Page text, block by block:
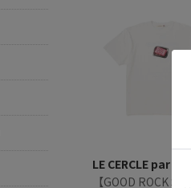
LE CERCLE par ropé
【GOOD ROCK